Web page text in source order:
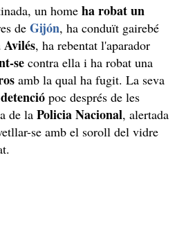
un home ha robat un
de Gijón, ha conduït gairebé
, ha rebentat l'aparador
se contra ella i ha robat una
amb la qual ha fugit. La seva
detenció poc després de les
de la Policia Nacional, alertada
se amb el soroll del vidre